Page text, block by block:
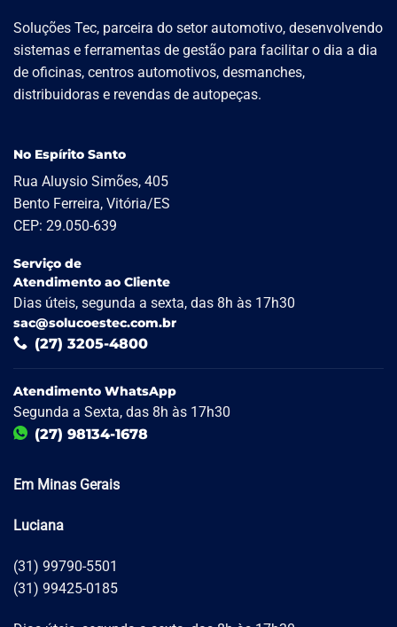
Soluções Tec, parceira do setor automotivo, desenvolvendo
sistemas e ferramentas de gestão para facilitar o dia a dia
de oficinas, centros automotivos, desmanches,
distribuidoras e revendas de autopeças.
No Espírito Santo
Rua Aluysio Simões, 405
Bento Ferreira, Vitória/ES
CEP: 29.050-639
Serviço de
Atendimento ao Cliente
Dias úteis, segunda a sexta, das 8h às 17h30
sac@solucoestec.com.br
(27) 3205-4800
Atendimento WhatsApp
Segunda a Sexta, das 8h às 17h30
(27) 98134-1678
Em Minas Gerais
Luciana
(31) 99790-5501
(31) 99425-0185